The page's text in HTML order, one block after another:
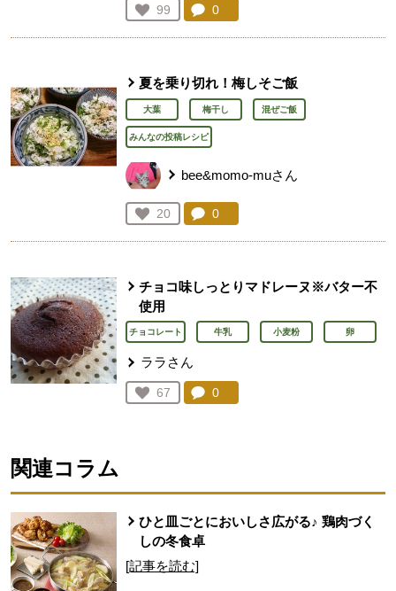
お気に入り登録：
99
人が登録
コメント：
0
夏を乗り切れ！梅しそご飯
大葉 梅干し 混ぜご飯
みんなの投稿レシピ
bee&momo-muさん
お気に入り登録：
20
人が登録
コメント：
0
チョコ味しっとりマドレーヌ※バター不
使用
チョコレート 牛乳 小麦粉 卵
ララさん
お気に入り登録：
67
人が登録
コメント：
0
関連コラム
ひと皿ごとにおいしさ広がる♪ 鶏肉づく
しの冬食卓
[記事を読む]